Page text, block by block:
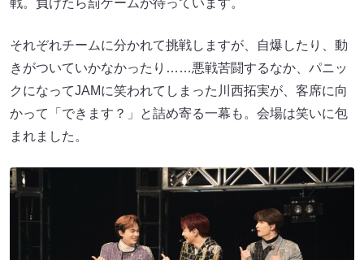
戦。負けたら罰ゲームが待っています。
それぞれチームに分かれて挑戦しますが、自爆したり、動
きがついていかなかったり……悪戦苦闘するなか、パニッ
クになってJAMに笑われてしまった川西拓実が、客席に向
かって「できます？」と詰め寄る一幕も。会場は笑いに包
まれました。